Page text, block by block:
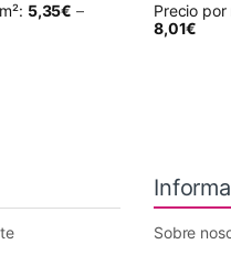
5,35€ –
tiene múltiples variantes.
Precio por
8,01€
Este
Sobre